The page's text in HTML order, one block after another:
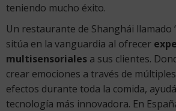
teniendo mucho éxito.
Un restaurante de Shanghái llamado
sitúa en la vanguardia al ofrecer
multisensoriales a sus clientes.
crear emociones a través de
efectos durante toda la comida,
tecnología más innovadora. En